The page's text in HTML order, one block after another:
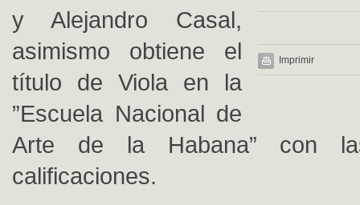
Imprimir
y Alejandro Casal,
asimismo obtiene el
título de Viola en la
”Escuela Nacional de
Arte de la Habana” con
calificaciones.